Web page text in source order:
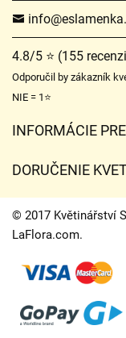
4.8/5 ⭐ (155
Odporučil by zákazník
NIE = 1⭐
INFORMÁCIE
Časy doručenia
DORUČENIE
Poplatky za
Kam doručujeme
Kontaktujte nás
© 2017 Květinářství
LaFlora.com.